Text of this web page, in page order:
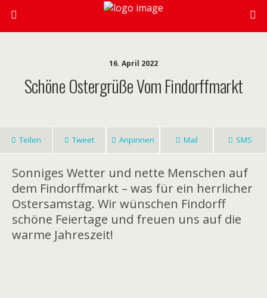
16. April 2022
Schöne Ostergrüße Vom Findorffmarkt
Teilen Tweet Anpinnen Mail SMS
Sonniges Wetter und nette Menschen auf
dem Findorffmarkt – was für ein herrlicher
Ostersamstag. Wir wünschen Findorff
schöne Feiertage und freuen uns auf die
warme Jahreszeit!